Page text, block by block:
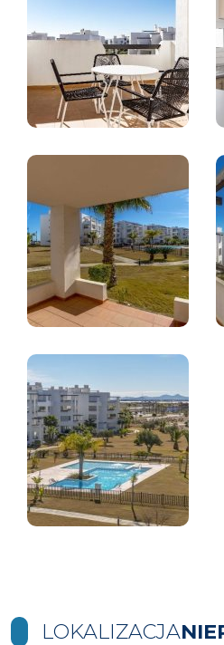
LOKALIZACJA